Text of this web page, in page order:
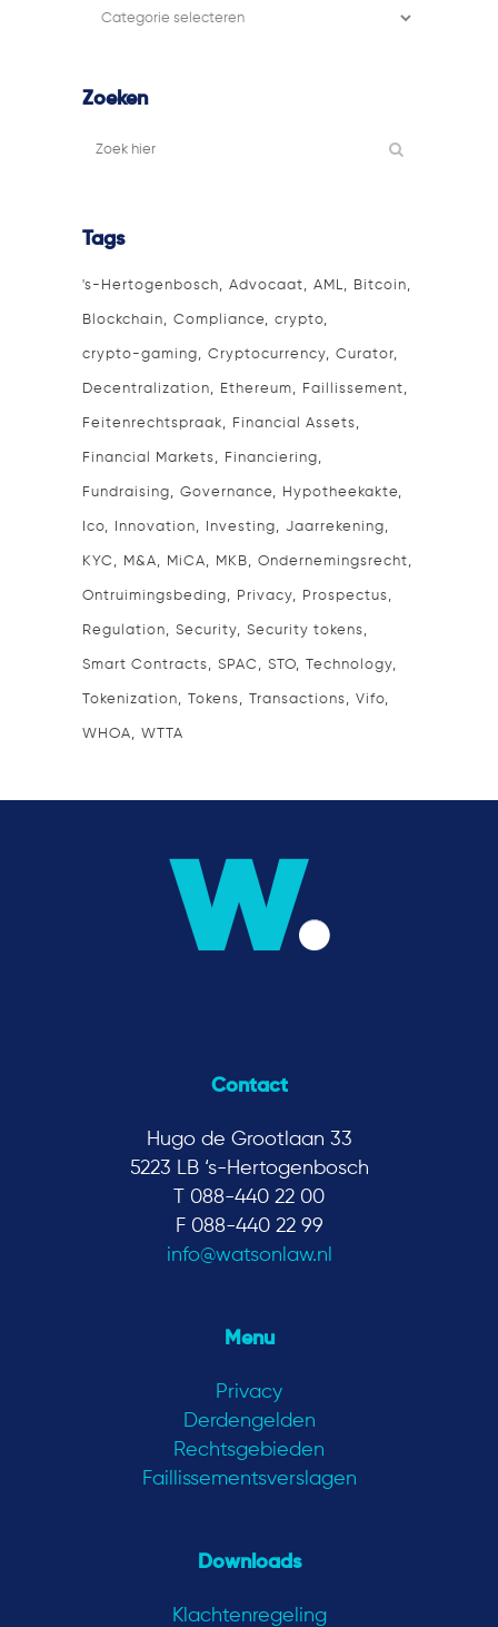
Filter
Zoeken
Tags
's-Hertogenbosch Advocaat AML Bitcoin
Blockchain Compliance crypto
crypto-gaming Cryptocurrency Curator
Decentralization Ethereum Faillissement
Feitenrechtspraak Financial Assets
Financial Markets Financiering
Fundraising Governance Hypotheekakte
Ico Innovation Investing Jaarrekening
KYC M&A MiCA MKB Ondernemingsrecht
Ontruimingsbeding Privacy Prospectus
Regulation Security Security tokens
Smart Contracts SPAC STO Technology
Tokenization Tokens Transactions Vifo
WHOA WTTA
Contact
Hugo de Grootlaan 33
5223 LB ‘s-Hertogenbosch
T 088-440 22 00
F 088-440 22 99
info@watsonlaw.nl
Menu
Privacy
Derdengelden
Rechtsgebieden
Faillissementsverslagen
Downloads
Klachtenregeling